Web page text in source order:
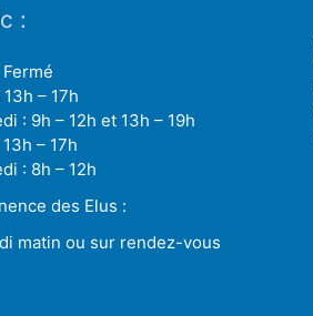
:
– 17h
: 9h – 12h et 13h – 19h
– 17h
: 8h – 12h
des Elus :
matin ou sur rendez-vous